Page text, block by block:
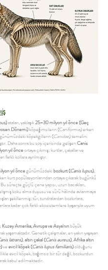
)ataları, yaklaşık25–30 milyon yıl önce (Geç
Dönemi)köpeğimsilerin (Caniformia) erken
köpekgillerin (Canidae) temelini
Daha sonra bu soy içerisinde gelişenCanis
yıl önceortaya çıkmış; kurtlar, çakallar ve
farklı kollara ayrılmıştır.
yıl öncegünümüzdekibozkurt (Canis lupus),
kurt popülasyonlarından ortaya çıkarak bugünkü
süreçte güçlü çene yapısı, uzun bacakları,
koku alma duyusu ve sürü hâlinde avlanmaya
şekillenmiş; tür, tundralardan bozkırlara,
kadar çok farklı ekosistemlere başarıyla uyum
Kuzey Amerika, Avrupa ve Asya'nınbüyük
yaşamaktadır. Genetik çalışmalar, en yakın yaşayan
latrans),altın çakal (Canis aureus),Afrika altın
)ve evcil köpek (Canis lupus familiaris)olduğunu
evcil köpek, bağımsız bir tür değil, bozkurdun
kabul edilmektedir.